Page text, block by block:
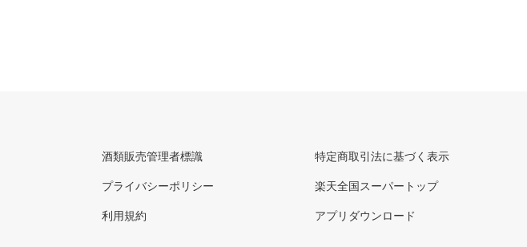
酒類販売管理者標識
プライバシーポリシー
利用規約
特定商取引法に基づく表示
楽天全国スーパートップ
アプリダウンロード